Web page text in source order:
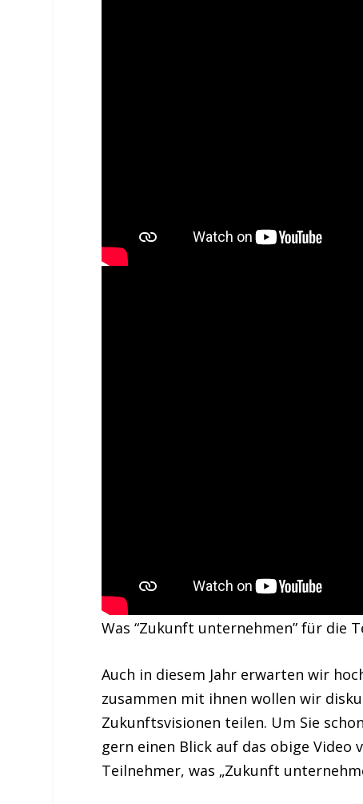
Was “Zukunft unternehmen” für die
Auch in diesem Jahr erwarten wir
zusammen mit ihnen wollen wir
Zukunftsvisionen teilen. Um Sie
gern einen Blick auf das obige
Teilnehmer, was „Zukunft